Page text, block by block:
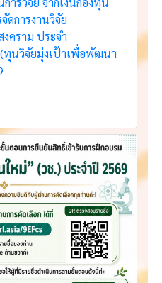
รวิจัย จากเงินกองทุน
การงานวิจัย
คราม ประจำ
นวิจัยมุ่งเป้าเพื่อพัฒนา